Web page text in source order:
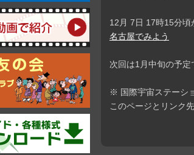
12月 7日 17時15分
名古屋でみよう
次回は1月中旬の予定
※ 国際宇宙ステーシ
このページとリンク